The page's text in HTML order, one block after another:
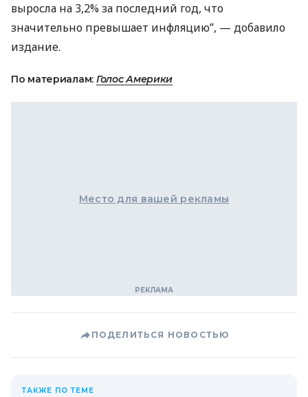
выросла на 3,2% за последний год, что
значительно превышает инфляцию”, — добавило
издание.
По материалам: Голос Америки
Место для вашей рекламы
ПОДЕЛИТЬСЯ НОВОСТЬЮ
ТАКЖЕ ПО ТЕМЕ